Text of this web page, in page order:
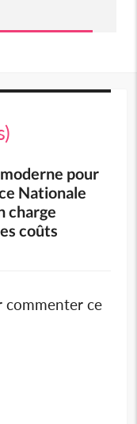
pour
Nationale
charge
coûts
commenter ce